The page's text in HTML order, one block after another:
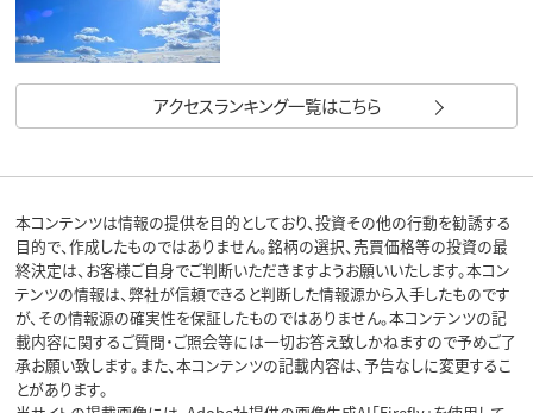
アクセスランキング一覧はこちら
本コンテンツは情報の提供を目的としており、投資その他の行動を勧誘する
目的で、作成したものではありません。銘柄の選択、売買価格等の投資の最
終決定は、お客様ご自身でご判断いただきますようお願いいたします。本コン
テンツの情報は、弊社が信頼できると判断した情報源から入手したものです
が、その情報源の確実性を保証したものではありません。本コンテンツの記
載内容に関するご質問・ご照会等には一切お答え致しかねますので予めご了
承お願い致します。また、本コンテンツの記載内容は、予告なしに変更するこ
とがあります。